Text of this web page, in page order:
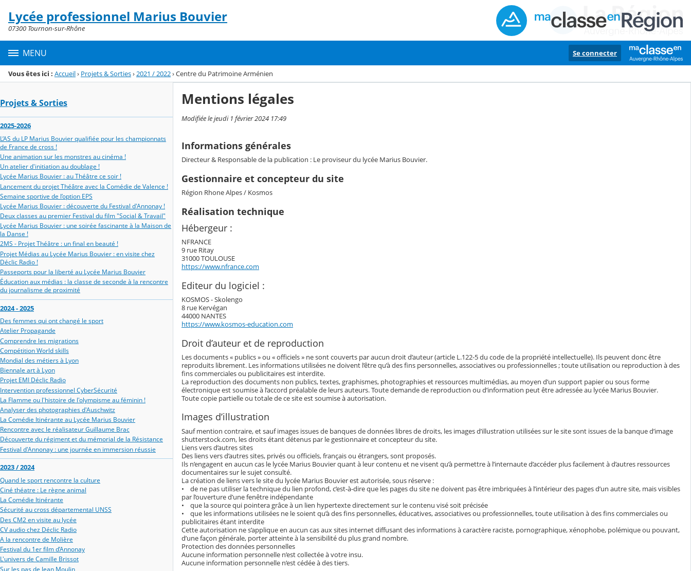
Menu de la rubrique
Contenu
Lycée professionnel Marius Bouvier
07300 Tournon-sur-Rhône
MENU Se connecter
Vous êtes ici : Accueil› Projets & Sorties›2021 / 2022›Centre du Patrimoine Arménien
Projets & Sorties
2025-2026
L’AS du LP Marius Bouvier qualifiée pour les championnats
de France de cross !
Une animation sur les monstres au cinéma !
Un atelier d'initiation au doublage !
Lycée Marius Bouvier : au Théâtre ce soir !
Lancement du projet Théâtre avec la Comédie de Valence !
Semaine sportive de l’option EPS
Lycée Marius Bouvier : découverte du Festival d'Annonay !
Deux classes au premier Festival du film "Social & Travail"
Lycée Marius Bouvier : une soirée fascinante à la Maison de
la Danse !
2MS - Projet Théâtre : un final en beauté !
Projet Médias au Lycée Marius Bouvier : en visite chez
Déclic Radio !
Passeports pour la liberté au Lycée Marius Bouvier
Éducation aux médias : la classe de seconde à la rencontre
du journalisme de proximité
2024 - 2025
Des femmes qui ont changé le sport
Atelier Propagande
Comprendre les migrations
Compétition World skills
Mondial des métiers à Lyon
Biennale art à Lyon
Projet EMI Déclic Radio
Intervention professionnel CyberSécurité
La Flamme ou l'histoire de l'olympisme au féminin !
Analyser des photographies d'Auschwitz
La Comédie Itinérante au Lycée Marius Bouvier
Rencontre avec le réalisateur Guillaume Brac
Découverte du régiment et du mémorial de la Résistance
Festival d'Annonay : une journée en immersion réussie
2023 / 2024
Quand le sport rencontre la culture
Ciné théatre : Le règne animal
La Comédie Itinérante
Sécurité au cross départemental UNSS
Des CM2 en visite au lycée
CV audio chez Déclic Radio
A la rencontre de Molière
Festival du 1er film d’Annonay
L'univers de Camille Brissot
Sur les pas de Jean Moulin
Mentions légales
Modifiée le jeudi 1 février 2024 17:49
Informations générales
Directeur & Responsable de la publication : Le proviseur du lycée Marius Bouvier.
Gestionnaire et concepteur du site
Région Rhone Alpes / Kosmos
Réalisation technique
Hébergeur :
NFRANCE
9 rue Ritay
31000 TOULOUSE
https://www.nfrance.com
Editeur du logiciel :
KOSMOS - Skolengo
8 rue Kervégan
44000 NANTES
https://www.kosmos-education.com
Droit d’auteur et de reproduction
Les documents « publics » ou « officiels » ne sont couverts par aucun droit d’auteur (article L.122-5 du code de la propriété intellectuelle). Ils peuvent donc être
reproduits librement. Les informations utilisées ne doivent l’être qu’à des fins personnelles, associatives ou professionnelles ; toute utilisation ou reproduction à des
fins commerciales ou publicitaires est interdite.
La reproduction des documents non publics, textes, graphismes, photographies et ressources multimédias, au moyen d’un support papier ou sous forme
électronique est soumise à l’accord préalable de leurs auteurs. Toute demande de reproduction ou d’information peut être adressée au lycée Marius Bouvier.
Toute copie partielle ou totale de ce site est soumise à autorisation.
Images d’illustration
Sauf mention contraire, et sauf images issues de banques de données libres de droits, les images d’illustration utilisées sur le site sont issues de la banque d’image
shutterstock.com, les droits étant détenus par le gestionnaire et concepteur du site.
Liens vers d’autres sites
Des liens vers d’autres sites, privés ou officiels, français ou étrangers, sont proposés.
Ils n’engagent en aucun cas le lycée Marius Bouvier quant à leur contenu et ne visent qu’à permettre à l’internaute d’accéder plus facilement à d’autres ressources
documentaires sur le sujet consulté.
La création de liens vers le site du lycée Marius Bouvier est autorisée, sous réserve :
• de ne pas utiliser la technique du lien profond, c’est-à-dire que les pages du site ne doivent pas être imbriquées à l’intérieur des pages d’un autre site, mais visibles
par l’ouverture d’une fenêtre indépendante
• que la source qui pointera grâce à un lien hypertexte directement sur le contenu visé soit précisée
• que les informations utilisées ne le soient qu’à des fins personnelles, éducatives, associatives ou professionnelles, toute utilisation à des fins commerciales ou
publicitaires étant interdite
Cette autorisation ne s’applique en aucun cas aux sites internet diffusant des informations à caractère raciste, pornographique, xénophobe, polémique ou pouvant,
d’une façon générale, porter atteinte à la sensibilité du plus grand nombre.
Protection des données personnelles
Aucune information personnelle n’est collectée à votre insu.
Aucune information personnelle n’est cédée à des tiers.